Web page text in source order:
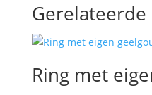
Ring met